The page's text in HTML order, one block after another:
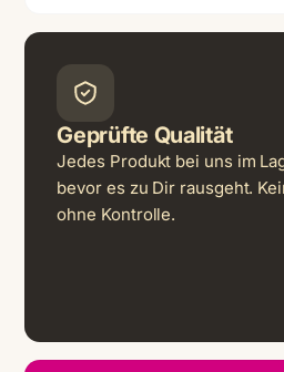
Geprüfte Qualität
Jedes Produkt bei uns im
bevor es zu Dir rausgeht.
ohne Kontrolle.